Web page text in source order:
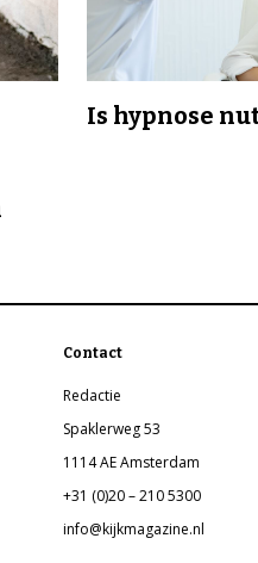
Is hypnose
Contact
Redactie
Spaklerweg 53
1114 AE Amsterdam
+31 (0)20 – 210 5300
info@kijkmagazine.nl